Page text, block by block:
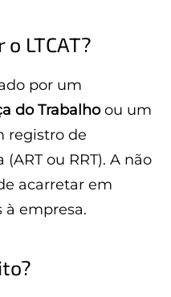
LTCAT?
por um
do Trabalhoou um
registro de
ou RRT). A não
acarretar em
à empresa.